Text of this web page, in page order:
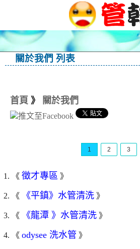
關於我們 列表
首頁 》 關於我們
1 2 3
1. 《 徵才專區 》
2. 《 《平鎮》水管清洗 》
3. 《 《龍潭 》水管清洗 》
4. 《 odysee 洗水管 》